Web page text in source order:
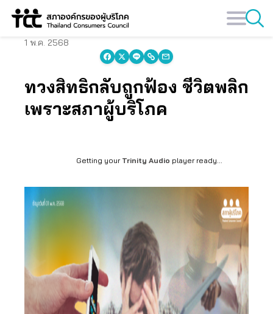
Skip
1 พ.ค. 2568
ทวงสิทธิกลับถูกฟ้อง ชีวิตพลิก
เพราะสภาผู้บริโภค
Getting your Trinity Audio player ready...